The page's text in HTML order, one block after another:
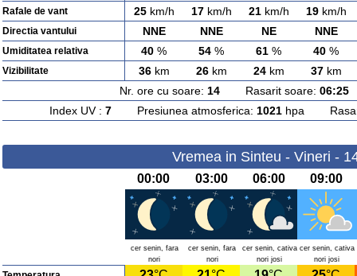
Rafale de vant 25km/h 17km/h 21km/h 19km/h
Directia vantului NNE NNE NE NNE
Umiditatea relativa 40 % 54 % 61 % 40 %
Vizibilitate 36km 26km 24km 37km
Nr. ore cu soare: 14Rasarit soare: 06:25
Index UV : 7Presiunea atmosferica: 1021hpa
Vremea in Sinteu - Vineri -
00:00 03:00 06:00 09:00
cer senin, fara
nori
cer senin, fara
nori
cer senin, cativa
nori josi
cer senin, cativa
nori josi